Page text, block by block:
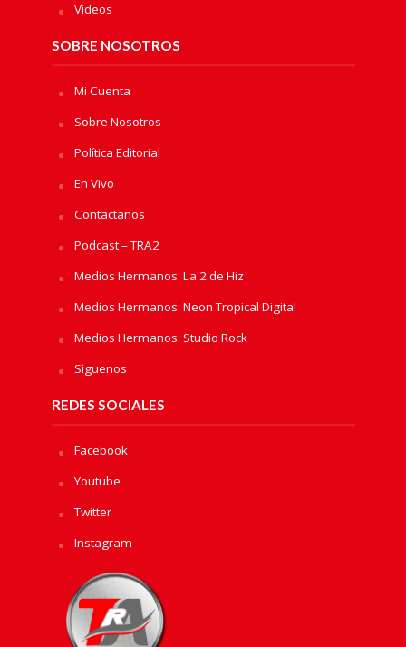
Videos
SOBRE NOSOTROS
Mi Cuenta
Sobre Nosotros
Política Editorial
En Vivo
Contactanos
Podcast – TRA2
Medios Hermanos: La 2 de Hiz
Medios Hermanos: Neon Tropical Digital
Medios Hermanos: Studio Rock
Sìguenos
REDES SOCIALES
Facebook
Youtube
Twitter
Instagram